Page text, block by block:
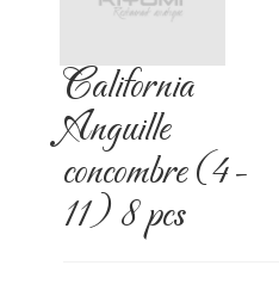
California
Anguille
concombre (4-
11) 8 pcs